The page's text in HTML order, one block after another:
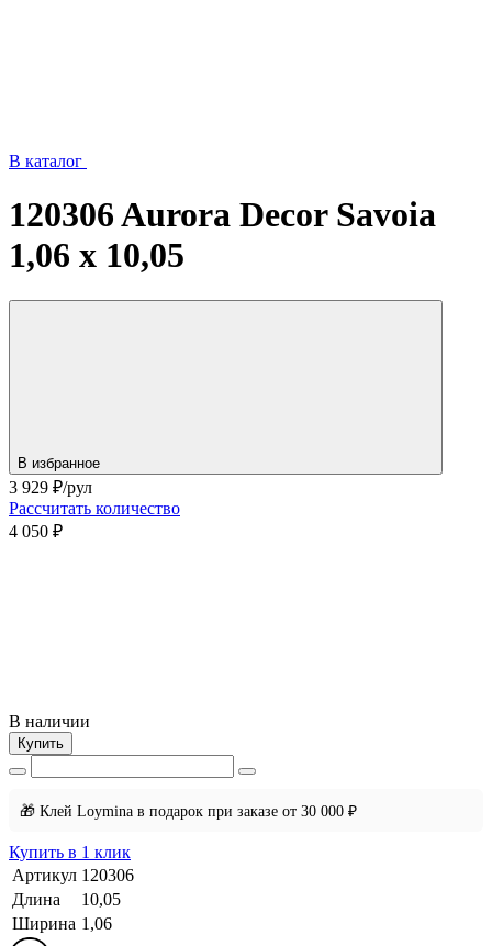
В каталог
120306 Aurora Decor Savoia
1,06 х 10,05
В избранное
3 929 ₽/рул
Рассчитать количество
4 050 ₽
В наличии
Купить
🎁 Клей Loymina в подарок при заказе от 30 000 ₽
Купить в 1 клик
Артикул 120306
Длина
10,05
Ширина 1,06